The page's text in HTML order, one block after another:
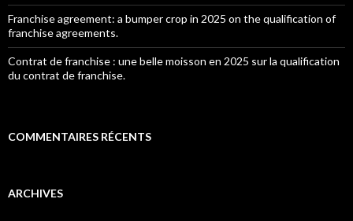
Franchise agreement: a bumper crop in 2025 on the qualification of
franchise agreements.
Contrat de franchise : une belle moisson en 2025 sur la qualification
du contrat de franchise.
COMMENTAIRES RÉCENTS
ARCHIVES